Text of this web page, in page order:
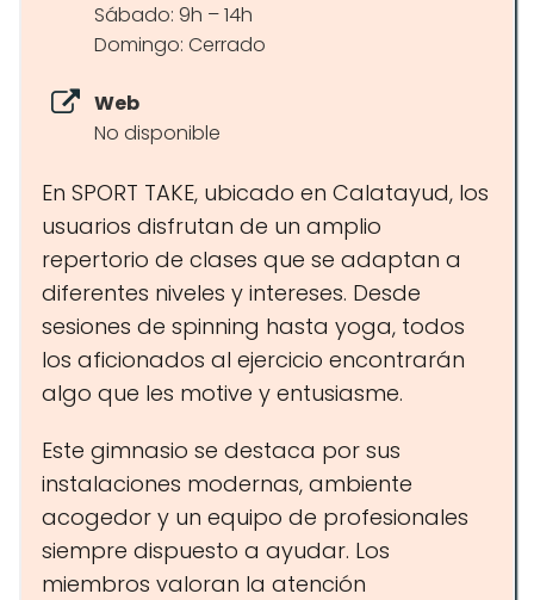
Sábado: 9h – 14h
Domingo: Cerrado
Web
No disponible
En SPORT TAKE, ubicado en Calatayud, los
usuarios disfrutan de un amplio
repertorio de clases que se adaptan a
diferentes niveles y intereses. Desde
sesiones de spinning hasta yoga, todos
los aficionados al ejercicio encontrarán
algo que les motive y entusiasme.
Este gimnasio se destaca por sus
instalaciones modernas, ambiente
acogedor y un equipo de profesionales
siempre dispuesto a ayudar. Los
miembros valoran la atención